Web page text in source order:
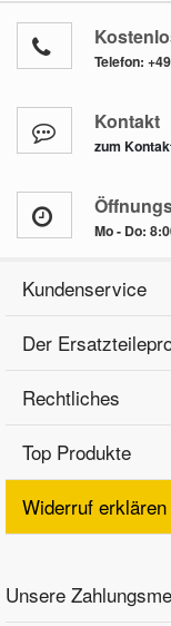
Telefon:
Kontakt
zum
Mo - Do:
Kundenservice
Der
Rechtliches
Top Produkte
Widerruf erklären
Unsere